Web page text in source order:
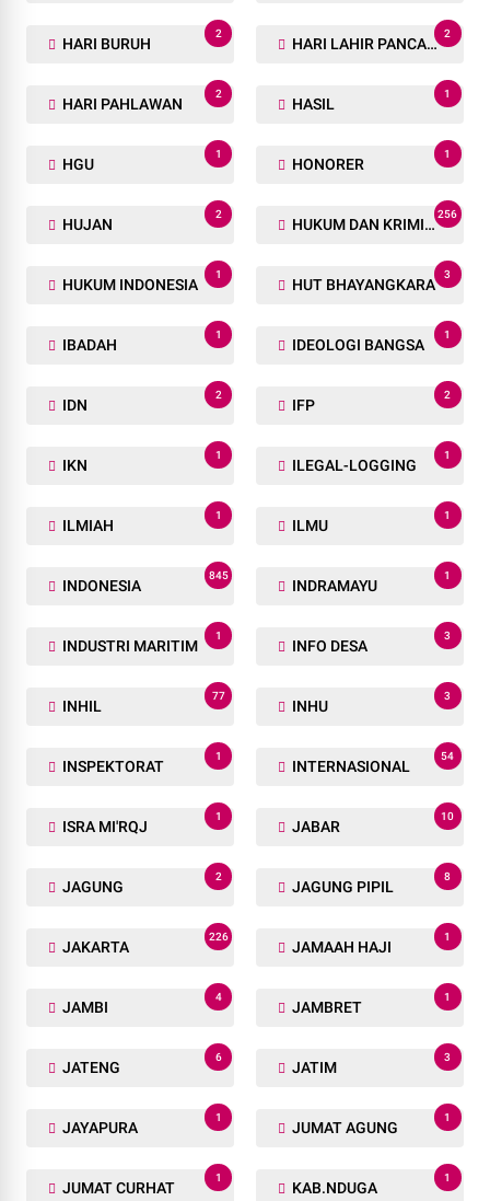
HARI BURUH
2
HARI LAHIR PANCASILA
2
HARI PAHLAWAN
2
HASIL
1
HGU
1
HONORER
1
HUJAN
2
HUKUM DAN KRIMINAL
256
HUKUM INDONESIA
1
HUT BHAYANGKARA
3
IBADAH
1
IDEOLOGI BANGSA
1
IDN
2
IFP
2
IKN
1
ILEGAL-LOGGING
1
ILMIAH
1
ILMU
1
INDONESIA
845
INDRAMAYU
1
INDUSTRI MARITIM
1
INFO DESA
3
INHIL
77
INHU
3
INSPEKTORAT
1
INTERNASIONAL
54
ISRA MI'RQJ
1
JABAR
10
JAGUNG
2
JAGUNG PIPIL
8
JAKARTA
226
JAMAAH HAJI
1
JAMBI
4
JAMBRET
1
JATENG
6
JATIM
3
JAYAPURA
1
JUMAT AGUNG
1
JUMAT CURHAT
1
KAB.NDUGA
1